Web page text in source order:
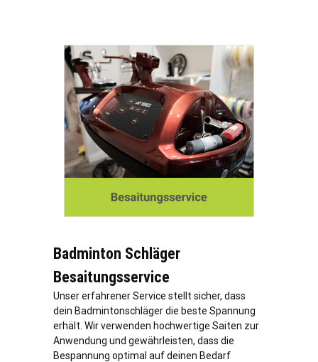
Badminton Schläger
Besaitungsservice
Unser erfahrener Service stellt sicher, dass
dein Badmintonschläger die beste Spannung
erhält. Wir verwenden hochwertige Saiten zur
Anwendung und gewährleisten, dass die
Bespannung optimal auf deinen Bedarf